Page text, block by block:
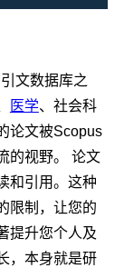
文数据库之
医学、社会科
论文被Scopus
的视野。 论文
和引用。这种
限制，让您的
提升您个人及
，本身就是研